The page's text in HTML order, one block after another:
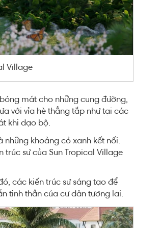
Village
mát cho những cung đường,
với vỉa hè thẳng tắp như tại các
khi dạo bộ.
những khoảng cỏ xanh kết nối.
trúc sư của Sun Tropical Village
các kiến trúc sư sáng tạo để
tinh thần của cư dân tương lai.